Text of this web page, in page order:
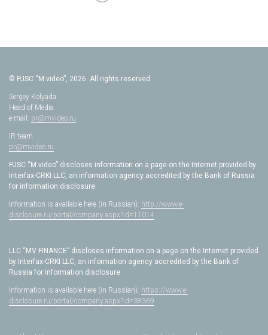
© PJSC “M.video”, 2026. All rights reserved.
Sergey Kolyada
Head of Media
e-mail: pr@mvideo.ru
IR team
pr@mvideo.ru
PJSC “M.video” discloses information on a page on the Internet provided by
Interfax-CRKI LLC, an information agency accredited by the Bank of Russia
for information disclosure.
Information is available here (in Russian): http://www.e-
disclosure.ru/portal/company.aspx?id=11014
LLC “MV FINANCE” discloses information on a page on the Internet provided
by Interfax-CRKI LLC, an information agency accredited by the Bank of
Russia for information disclosure.
Information is available here (in Russian): https://www.e-
disclosure.ru/portal/company.aspx?id=38369